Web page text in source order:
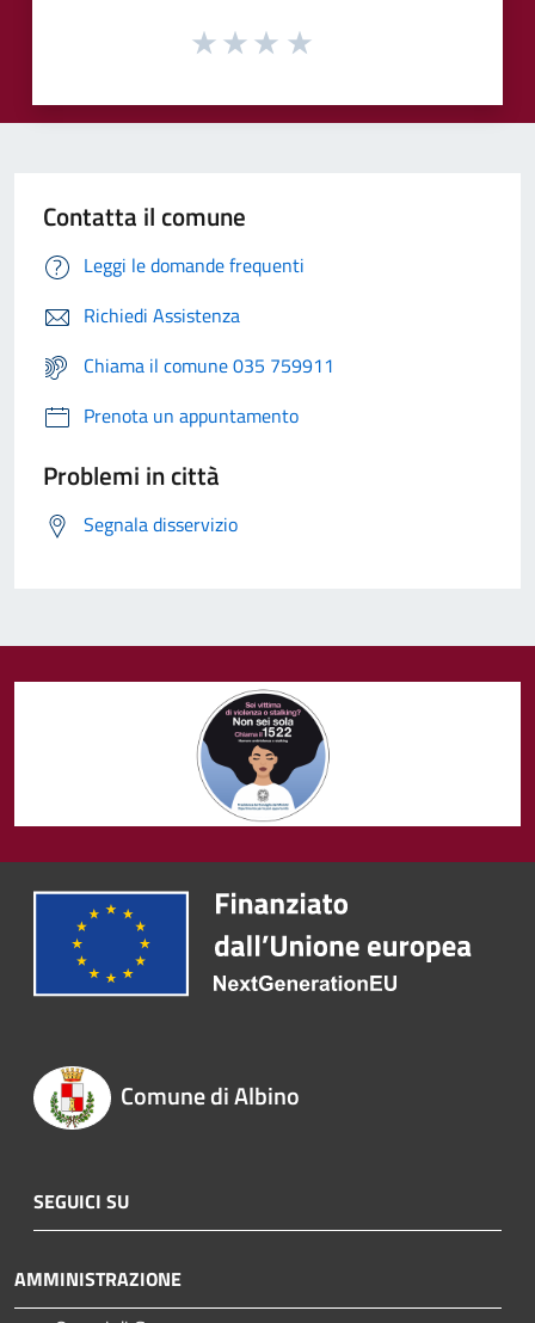
Contatta il comune
Leggi le domande frequenti
Richiedi Assistenza
Chiama il comune 035 759911
Prenota un appuntamento
Problemi in città
Segnala disservizio
Comune di Albino
SEGUICI SU
AMMINISTRAZIONE